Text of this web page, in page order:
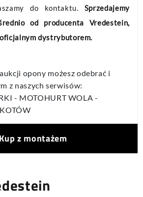
Kup z montażem
do kontaktu. Sprzedajemy
od producenta Vredestein,
dystrybutorem.
opony możesz odebrać i
z naszych serwisów:
- MOTOHURT WOLA -